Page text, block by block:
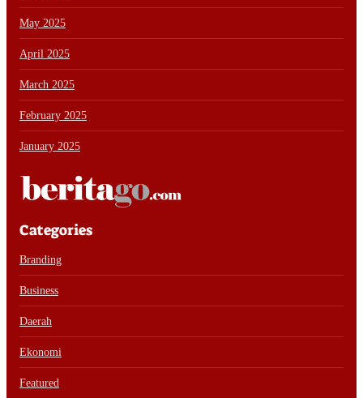
May 2025
April 2025
March 2025
February 2025
January 2025
Categories
Branding
Business
Daerah
Ekonomi
Featured